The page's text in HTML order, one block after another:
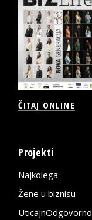
ČITAJ ONLINE
Projekti
Najkolega
Žene u biznisu
UticajnOdgovorno